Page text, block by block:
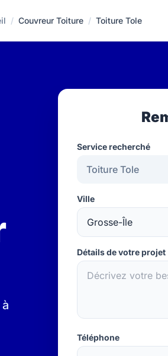
/ Couvreur Toiture / Toiture Tole
Service recherché
Ville
Détails de votre projet
Téléphone